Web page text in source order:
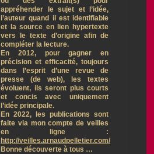
appréhender le sujet et l’idée,
l’auteur quand il est identifiable
et la source en lien hypertexte
vers le texte d’origine afin de
compléter la lecture.
En 2012, pour gagner en
précision et efficacité, toujours
dans l’esprit d’une revue de
presse (de web), les textes
évoluent, ils seront plus courts
et concis avec uniquement
l’idée principale.
En 2022, les publications sont
faite via mon compte de veilles
en ligne :
http://veilles.arnaudpelletier.com/
Bonne découverte à tous …